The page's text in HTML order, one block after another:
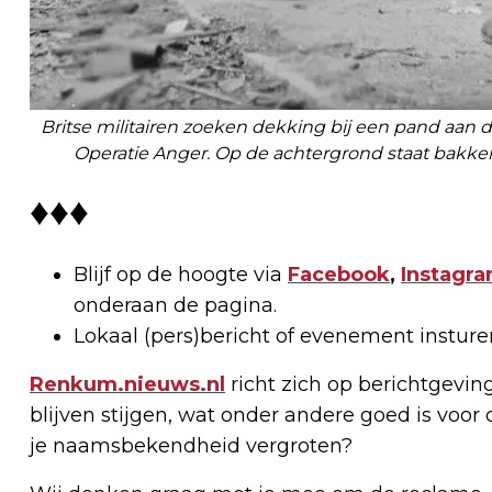
Britse militairen zoeken dekking bij een pand aan
Operatie Anger. Op de achtergrond staat
♦♦♦
Blijf op de hoogte via Facebook,
onderaan de pagina.
Lokaal (pers)bericht of evenement
Renkum.nieuws.nl richt zich op
blijven stijgen, wat onder andere goed is
je naamsbekendheid vergroten?